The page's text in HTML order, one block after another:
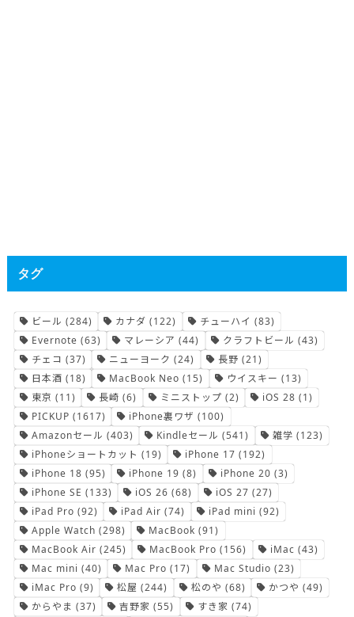
タグ
ビール (284) カナダ (122) チューハイ (83)
Evernote (63) マレーシア (44) クラフトビール (43)
チェコ (37) ニューヨーク (24) 長野 (21)
日本酒 (18) MacBook Neo (15) ウイスキー (13)
東京 (11) 長崎 (6) ミニストップ (2) iOS 28 (1)
PICKUP (1617) iPhone裏ワザ (100)
Amazonセール (403) Kindleセール (541) 雑学 (123)
iPhoneショートカット (19) iPhone 17 (192)
iPhone 18 (95) iPhone 19 (8) iPhone 20 (3)
iPhone SE (133) iOS 26 (68) iOS 27 (27)
iPad Pro (92) iPad Air (74) iPad mini (92)
Apple Watch (298) MacBook (91)
MacBook Air (245) MacBook Pro (156) iMac (43)
Mac mini (40) Mac Pro (17) Mac Studio (23)
iMac Pro (9) 松屋 (244) 松のや (68) かつや (49)
からやま (37) 吉野家 (55) すき家 (74)